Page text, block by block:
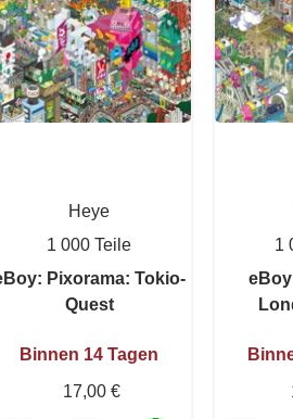
Heye
1 000 Teile
Pixorama: Tokio-
Quest
Binnen 14 Tagen
17,00 €
1